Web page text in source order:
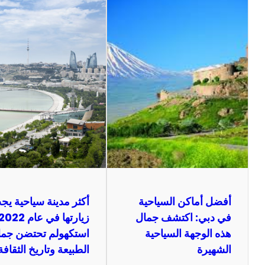
أفضل أماكن السياحية
في دبي: اكتشف جمال
هذه الوجهة السياحية
الشهيرة
أكثر مدينة سياحية
استكهولم تحتضن
الطبيعة وتاريخ